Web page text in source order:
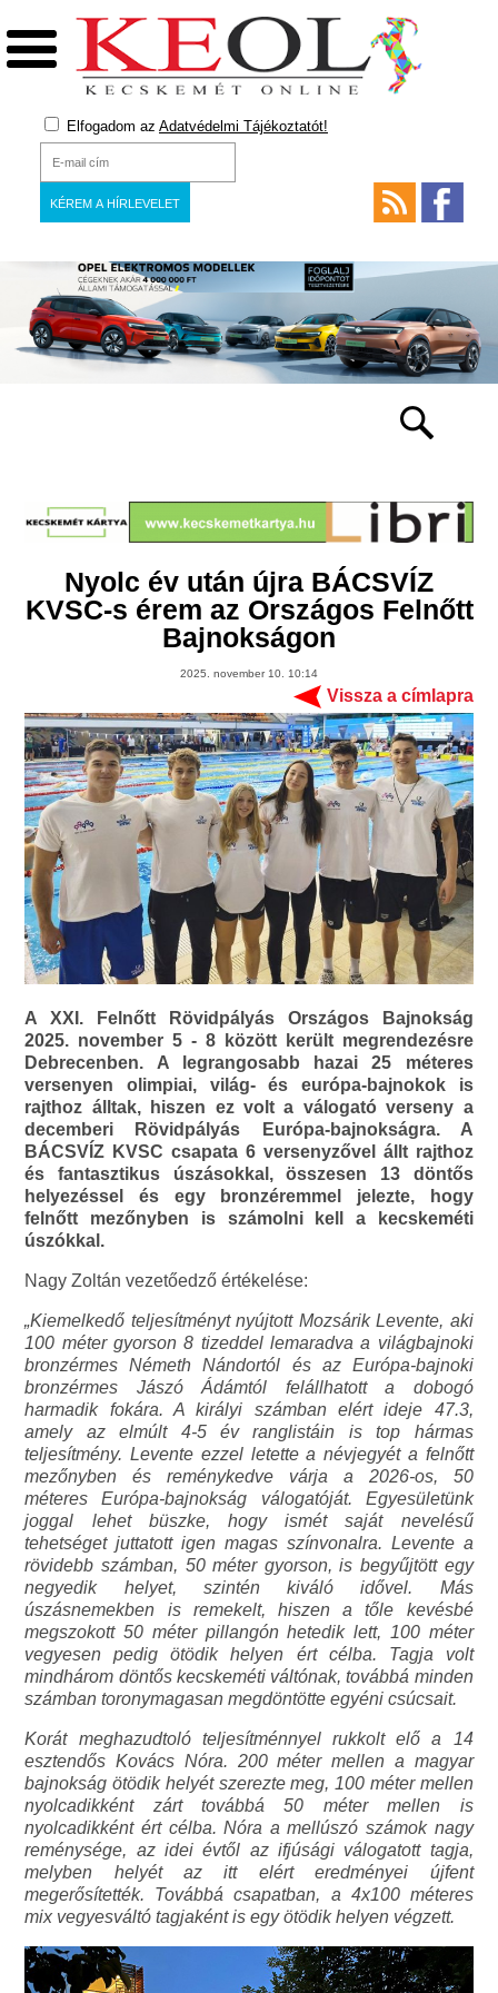
Elfogadom az Adatvédelmi Tájékoztatót!
Nyolc év után újra BÁCSVÍZ
KVSC-s érem az Országos Felnőtt
Bajnokságon
2025. november 10. 10:14
Vissza a címlapra
A XXI. Felnőtt Rövidpályás Országos Bajnokság
2025. november 5 - 8 között került megrendezésre
Debrecenben. A legrangosabb hazai 25 méteres
versenyen olimpiai, világ- és európa-bajnokok is
rajthoz álltak, hiszen ez volt a válogató verseny a
decemberi Rövidpályás Európa-bajnokságra. A
BÁCSVÍZ KVSC csapata 6 versenyzővel állt rajthoz
és fantasztikus úszásokkal, összesen 13 döntős
helyezéssel és egy bronzéremmel jelezte, hogy
felnőtt mezőnyben is számolni kell a kecskeméti
úszókkal.
Nagy Zoltán vezetőedző értékelése:
„Kiemelkedő teljesítményt nyújtott Mozsárik Levente, aki
100 méter gyorson 8 tizeddel lemaradva a világbajnoki
bronzérmes Németh Nándortól és az Európa-bajnoki
bronzérmes Jászó Ádámtól felállhatott a dobogó
harmadik fokára. A királyi számban elért ideje 47.3,
amely az elmúlt 4-5 év ranglistáin is top hármas
teljesítmény. Levente ezzel letette a névjegyét a felnőtt
mezőnyben és reménykedve várja a 2026-os, 50
méteres Európa-bajnokság válogatóját. Egyesületünk
joggal lehet büszke, hogy ismét saját nevelésű
tehetséget juttatott igen magas színvonalra. Levente a
rövidebb számban, 50 méter gyorson, is begyűjtött egy
negyedik helyet, szintén kiváló idővel. Más
úszásnemekben is remekelt, hiszen a tőle kevésbé
megszokott 50 méter pillangón hetedik lett, 100 méter
vegyesen pedig ötödik helyen ért célba. Tagja volt
mindhárom döntős kecskeméti váltónak, továbbá minden
számban toronymagasan megdöntötte egyéni csúcsait.
Korát meghazudtoló teljesítménnyel rukkolt elő a 14
esztendős Kovács Nóra. 200 méter mellen a magyar
bajnokság ötödik helyét szerezte meg, 100 méter mellen
nyolcadikként zárt továbbá 50 méter mellen is
nyolcadikként ért célba. Nóra a mellúszó számok nagy
reménysége, az idei évtől az ifjúsági válogatott tagja,
melyben helyét az itt elért eredményei újfent
megerősítették. Továbbá csapatban, a 4x100 méteres
mix vegyesváltó tagjaként is egy ötödik helyen végzett.